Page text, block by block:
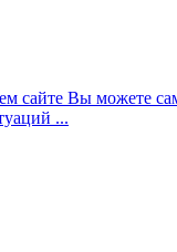
Вы можете
...